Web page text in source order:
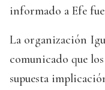
informado a Efe
La organización
comunicado que
supuesta